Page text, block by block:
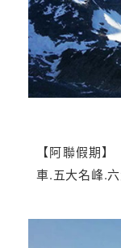
【阿聯假期
車.五大名峰.